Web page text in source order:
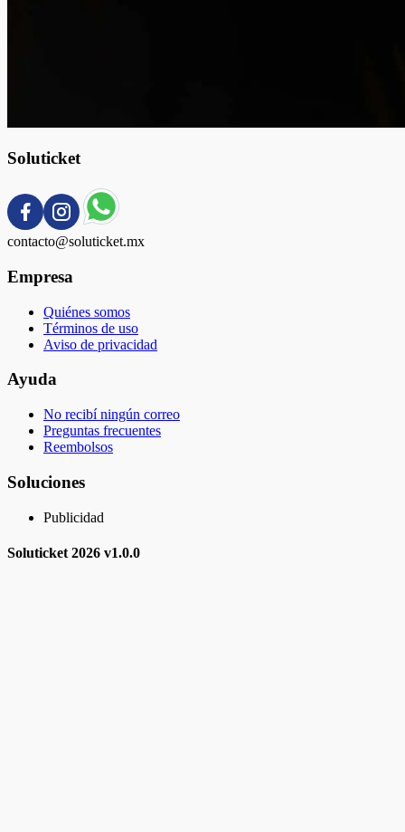
Soluticket
contacto@soluticket.mx
Empresa
Quiénes somos
Términos de uso
Aviso de privacidad
Ayuda
No recibí ningún correo
Preguntas frecuentes
Reembolsos
Soluciones
Publicidad
Soluticket 2026 v1.0.0